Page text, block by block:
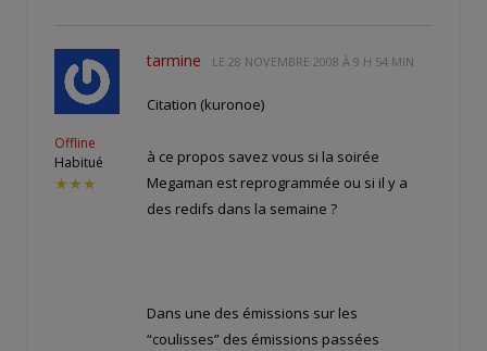
Offline
Habitué
★★★
tarmine LE 28 NOVEMBRE 2008 À 9 H 54 MIN
Citation (kuronoe)
à ce propos savez vous si la soirée
Megaman est reprogrammée ou si il y a
des redifs dans la semaine ?
Dans une des émissions sur les
“coulisses” des émissions passées